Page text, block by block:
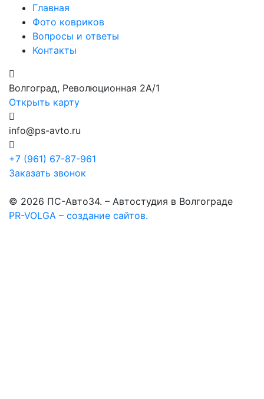
Главная
Фото ковриков
Вопросы и ответы
Контакты
Волгоград, Революционная 2А/1
Открыть карту
info@ps-avto.ru
+7 (961) 67-87-961
Заказать звонок
© 2026 ПС-Авто34. – Автостудия в Волгограде
PR-VOLGA – создание сайтов.